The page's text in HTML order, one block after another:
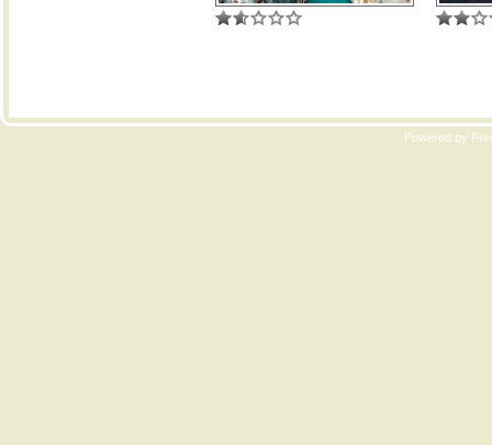
Powered by